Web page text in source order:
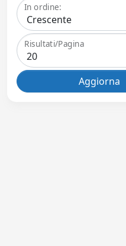
In ordine:
Risultati/Pagina